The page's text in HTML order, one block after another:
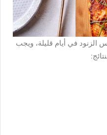
في أيام قليلة، ويجب